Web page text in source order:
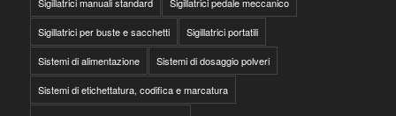
Sigillatrici manuali standard Sigillatrici pedale meccanico
Sigillatrici per buste e sacchetti Sigillatrici portatili
Sistemi di alimentazione Sistemi di dosaggio polveri
Sistemi di etichettatura, codifica e marcatura